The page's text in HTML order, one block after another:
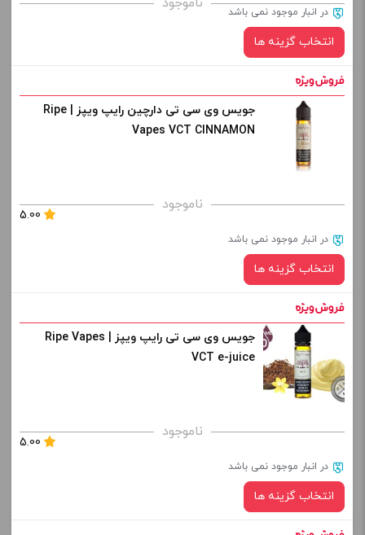
از کادر بالا انتخاب کنید.
+
افزودن به سبد خرید
در انبار موجود نمی باشد
انتخاب گزینه ها
نیکوتین:
برای فعال شدن سبد خرید و نمایش قیمت ، گزینه های محصول را
+
جویس وی سی تی دارچین رایپ ویپز | Ripe
Vapes VCT CINNAMON
ناموجود
5.00
در انبار موجود نمی باشد
انتخاب گزینه ها
نیکوتین:
برای فعال شدن سبد خرید و نمایش قیمت ، گزینه های محصول را
+
جویس وی سی تی رایپ ویپز | Ripe Vapes
VCT e-juice
ناموجود
5.00
در انبار موجود نمی باشد
انتخاب گزینه ها